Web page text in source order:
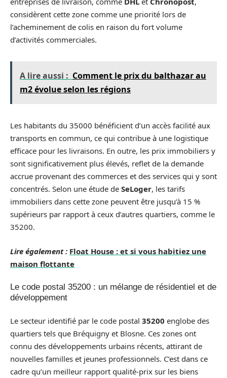
considèrent cette zone comme une priorité lors de
l’acheminement de colis en raison du fort volume
d’activités commerciales.
A lire aussi : Comment le prix du balthazar au
m2 évolue selon les régions
Les habitants du 35000 bénéficient d’un accès facilité aux
transports en commun, ce qui contribue à une logistique
efficace pour les livraisons. En outre, les prix immobiliers y
sont significativement plus élevés, reflet de la demande
accrue provenant des commerces et des services qui y sont
concentrés. Selon une étude de SeLoger, les tarifs
immobiliers dans cette zone peuvent être jusqu’à 15 %
supérieurs par rapport à ceux d’autres quartiers, comme le
35200.
Lire également : Float House : et si vous habitiez une
maison flottante
Le code postal 35200 : un mélange de résidentiel et de
développement
Le secteur identifié par le code postal 35200 englobe des
quartiers tels que Bréquigny et Blosne. Ces zones ont
connu des développements urbains récents, attirant de
nouvelles familles et jeunes professionnels. C’est dans ce
cadre qu’un meilleur rapport qualité-prix sur les biens